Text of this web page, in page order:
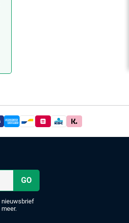
Betaal
simpel
iDeal
of
bankoverschrijving.
nieuwsbrief